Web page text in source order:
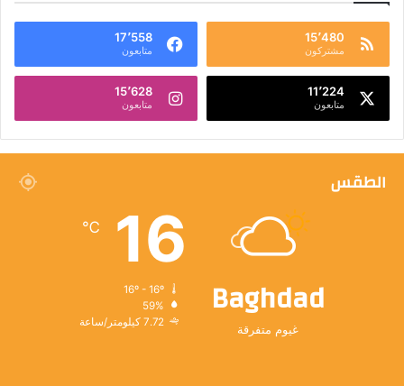
15٬480
مشتركون
17٬558
متابعون
11٬224
متابعون
15٬628
متابعون
الطقس
Baghdad
غيوم متفرقة
16
℃
59%
7.72 كيلومتر/ساعة